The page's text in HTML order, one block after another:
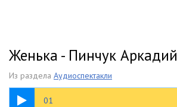
Женька - Пинчук Аркадий
Из раздела Аудиоспектакли
01
10:24